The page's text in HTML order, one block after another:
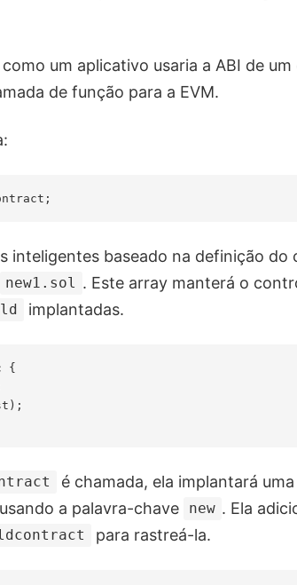
um aplicativo usaria a ABI de
de função para a EVM.
inteligentes baseado na definição do
new1.sol . Este array manterá o
implantadas.
{
é chamada, ela implantará
usando a palavra-chave new . Ela
para rastreá-la.